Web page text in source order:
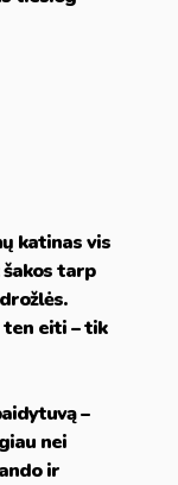
katinas vis
tarp
eiti – tik
–
nei
ir